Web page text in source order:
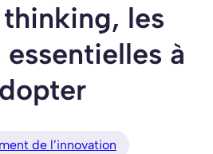
les
à
de l’innovation